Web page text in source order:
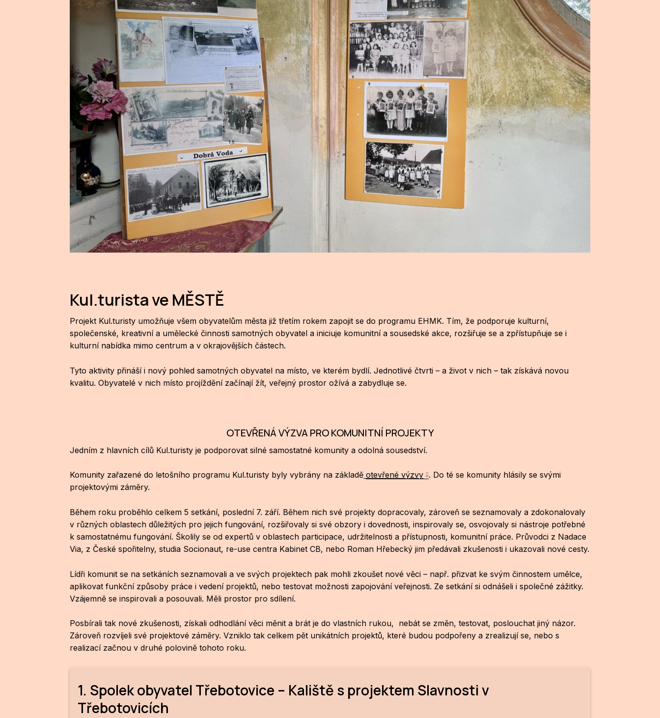
Kul.turista ve MĚSTĚ
Projekt Kul.turisty umožňuje všem obyvatelům města již třetím rokem zapojit se do programu EHMK. Tím, že podporuje kulturní,
společenské, kreativní a umělecké činnosti samotných obyvatel a iniciuje komunitní a sousedské akce, rozšiřuje se a zpřístupňuje se i
kulturní nabídka mimo centrum a v okrajovějších částech.
Tyto aktivity přináší i nový pohled samotných obyvatel na místo, ve kterém bydlí. Jednotlivé čtvrti – a život v nich – tak získává novou
kvalitu. Obyvatelé v nich místo projíždění začínají žít, veřejný prostor ožívá a zabydluje se.
OTEVŘENÁ VÝZVA PRO KOMUNITNÍ PROJEKTY
Jedním z hlavních cílů Kul.turisty je podporovat silné samostatné komunity a odolná sousedství.
Komunity zařazené do letošního programu Kul.turisty byly vybrány na základě otevřené výzvy . Do té se komunity hlásily se svými
projektovými záměry.
Během roku proběhlo celkem 5 setkání, poslední 7. září. Během nich své projekty dopracovaly, zároveň se seznamovaly a zdokonalovaly
v různých oblastech důležitých pro jejich fungování, rozšiřovaly si své obzory i dovednosti, inspirovaly se, osvojovaly si nástroje potřebné
k samostatnému fungování. Školily se od expertů v oblastech participace, udržitelnosti a přístupnosti, komunitní práce. Průvodci z Nadace
Via, z České spořitelny, studia Socionaut, re-use centra Kabinet CB, nebo Roman Hřebecký jim předávali zkušenosti i ukazovali nové cesty.
Lídři komunit se na setkáních seznamovali a ve svých projektech pak mohli zkoušet nové věci – např. přizvat ke svým činnostem umělce,
aplikovat funkční způsoby práce i vedení projektů, nebo testovat možnosti zapojování veřejnosti. Ze setkání si odnášeli i společné zážitky.
Vzájemně se inspirovali a posouvali. Měli prostor pro sdílení.
Posbírali tak nové zkušenosti, získali odhodlání věci měnit a brát je do vlastních rukou, nebát se změn, testovat, poslouchat jiný názor.
Zároveň rozvíjeli své projektové záměry. Vzniklo tak celkem pět unikátních projektů, které budou podpořeny a zrealizují se, nebo s
realizací začnou v druhé polovině tohoto roku.
1. Spolek obyvatel Třebotovice – Kaliště s projektem Slavnosti v
Třebotovicích